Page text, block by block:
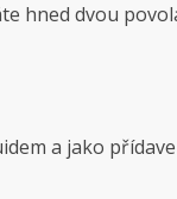
hned dvou
a jako